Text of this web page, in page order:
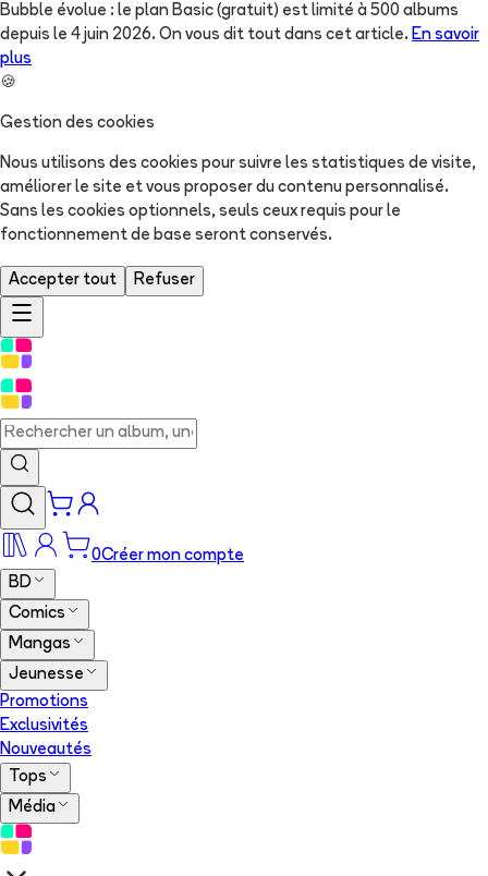
Bubble évolue : le plan Basic (gratuit) est limité à 500 albums
depuis le 4 juin 2026. On vous dit tout dans cet article. En savoir
plus
🍪
Gestion des cookies
Nous utilisons des cookies pour suivre les statistiques de visite,
améliorer le site et vous proposer du contenu personnalisé.
Sans les cookies optionnels, seuls ceux requis pour le
fonctionnement de base seront conservés.
Accepter tout Refuser
0Créer mon compte
BD
Comics
Mangas
Jeunesse
Promotions
Exclusivités
Nouveautés
Tops
Média